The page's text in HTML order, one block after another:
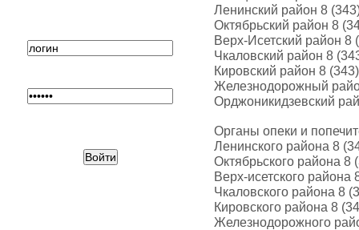
Ленинский район 8
Октябрьский район 8
Верх-Исетский район 8
Чкаловский район 8
Кировский район 8
Железнодорожный
Орджоникидзевский
Органы опеки и
Ленинского района 8
Октябрьского района 8
Верх-исетского района
Чкаловского района 8
Кировского района 8
Железнодорожного